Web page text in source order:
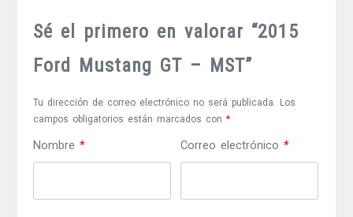
Sé el primero en valorar “2015
Ford Mustang GT – MST”
Tu dirección de correo electrónico no será publicada. Los
campos obligatorios están marcados con*
Nombre* Correo electrónico*